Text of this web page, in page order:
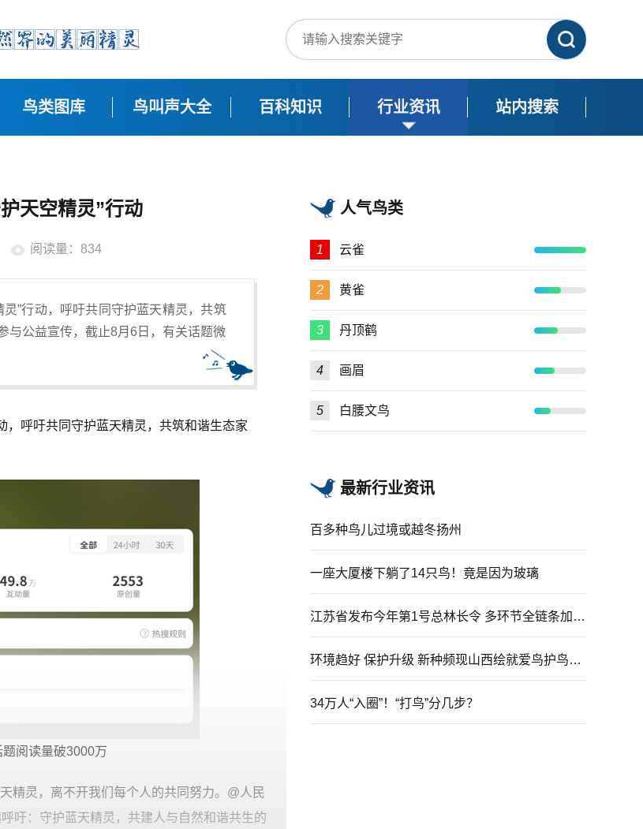
鸟类图库 鸟叫声大全 百科知识 行业资讯 站内搜索
天空精灵”行动
阅读量：834
”行动，呼吁共同守护蓝天精灵，共筑
与公益宣传，截止8月6日，有关话题微
，呼吁共同守护蓝天精灵，共筑和谐生态家
阅读量破3000万
精灵，离不开我们每个人的共同努力。@人民
吁：守护蓝天精灵，共建人与自然和谐共生的
人气鸟类
1 云雀
2 黄雀
3 丹顶鹤
4 画眉
5 白腰文鸟
最新行业资讯
百多种鸟儿过境或越冬扬州
一座大厦楼下躺了14只鸟！竟是因为玻璃
江苏省发布今年第1号总林长令 多环节全链条加强鸟类保护
环境趋好 保护升级 新种频现山西绘就爱鸟护鸟生态新图景
34万人“入圈”！“打鸟”分几步？